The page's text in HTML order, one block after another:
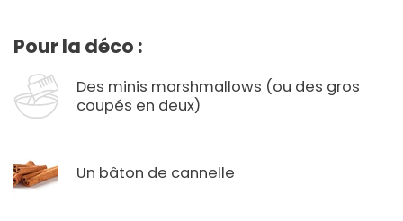
Pour la déco :
Des minis marshmallows (ou des gros
coupés en deux)
Un bâton de cannelle